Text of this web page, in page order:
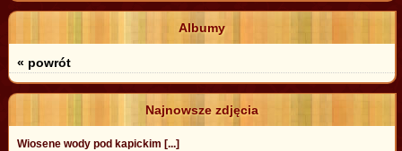
Albumy
« powrót
Najnowsze zdjęcia
Wiosene wody pod kapickim [...]